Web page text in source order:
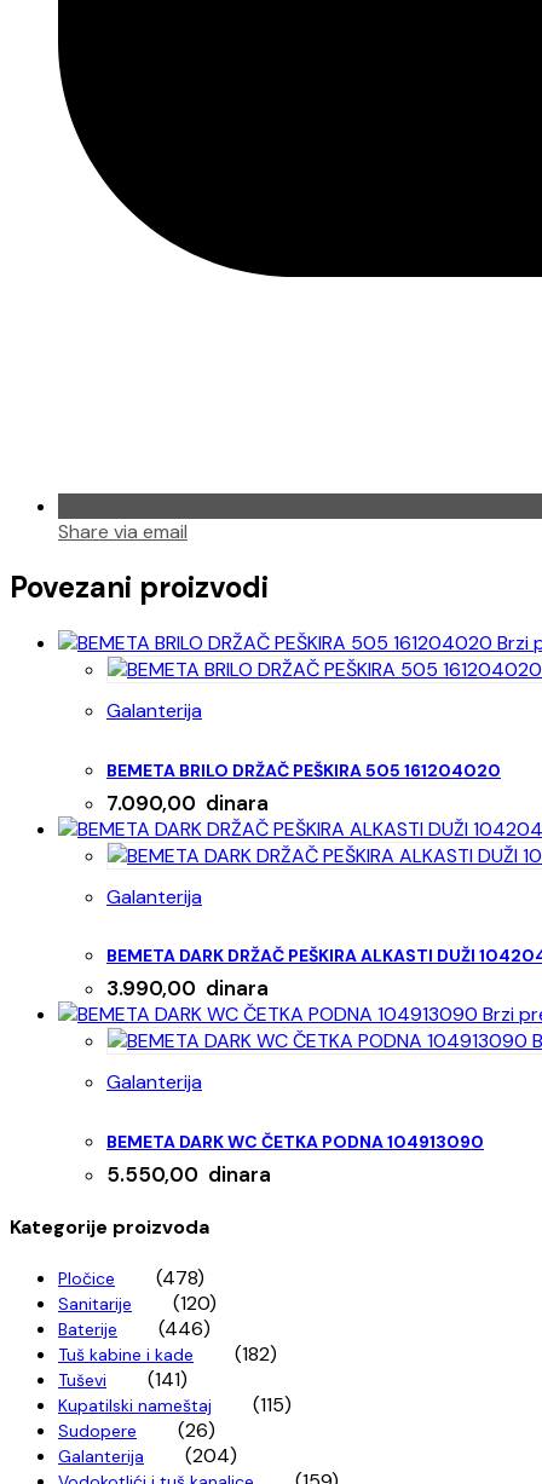
Share via email
Povezani proizvodi
Brzi
Galanterija
BEMETA BRILO DRŽAČ PEŠKIRA 505 161204020
7.090,00 dinara
Galanterija
BEMETA DARK DRŽAČ PEŠKIRA ALKASTI DUŽI
3.990,00 dinara
Brzi
Galanterija
BEMETA DARK WC ČETKA PODNA 104913090
5.550,00 dinara
Kategorije proizvoda
Pločice (478)
Sanitarije (120)
Baterije (446)
Tuš kabine i kade (182)
Tuševi (141)
Kupatilski nameštaj (115)
Sudopere (26)
Galanterija (204)